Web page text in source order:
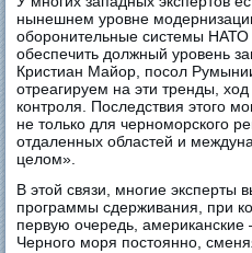
нынешнем уровне
оборонительные системы НАТО
обеспечить должный уровень
Кристиан Майор, посол
отреагируем на эти тренды,
контроля. Последствия этого
не только для черноморского
отдаленных областей и
целом».
В этой связи, многие эксперты
программы сдерживания, при
первую очередь, американские
Черного моря постоянно,